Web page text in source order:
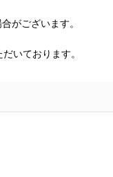
がございます。
いております。